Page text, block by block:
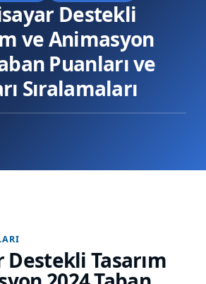
Destekli
ve Animasyon
Puanları ve
Sıralamaları
Tasarım